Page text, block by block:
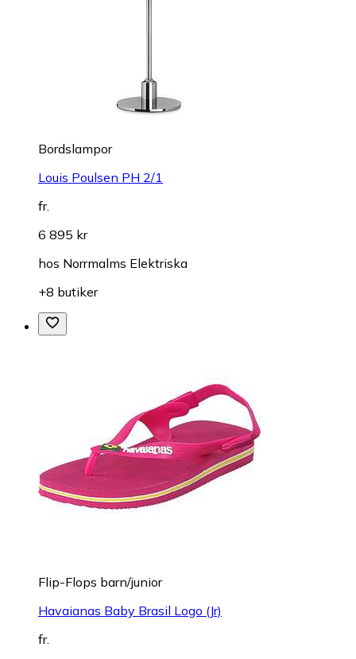
Bordslampor
Louis Poulsen PH 2/1
fr.
6 895 kr
hos Norrmalms Elektriska
+8 butiker
Flip-Flops barn/junior
Havaianas Baby Brasil Logo (Jr)
fr.